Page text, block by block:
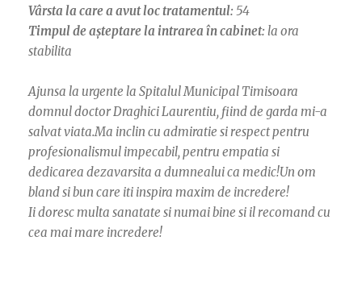
Vârsta la care a avut loc tratamentul: 54
Timpul de așteptare la intrarea în cabinet: la ora
stabilita
Ajunsa la urgente la Spitalul Municipal Timisoara
domnul doctor Draghici Laurentiu, fiind de garda mi-a
salvat viata.Ma inclin cu admiratie si respect pentru
profesionalismul impecabil, pentru empatia si
dedicarea dezavarsita a dumnealui ca medic!Un om
bland si bun care iti inspira maxim de incredere!
Ii doresc multa sanatate si numai bine si il recomand cu
cea mai mare incredere!